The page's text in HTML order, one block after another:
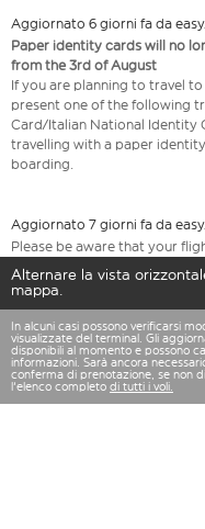
Aggiornato 6 giorni fa da
Paper identity cards will no
from the 3rd of August
If you are planning to travel
present one of the following
Card/Italian National Identity
travelling with a paper
boarding.
Aggiornato 7 giorni fa da
Please be aware that your
Alternare la vista
mappa.
In alcuni casi possono verificarsi
visualizzate del terminal. Gli
disponibili al momento e possono
informazioni. Sarà ancora
conferma di prenotazione, se non
l'elenco completo di tutti i voli.